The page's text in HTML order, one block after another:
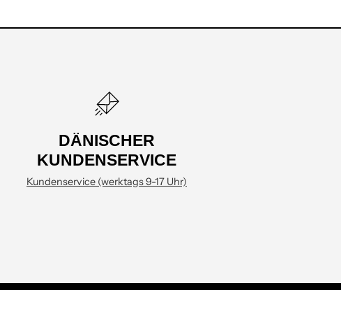
DÄNISCHER
KUNDENSERVICE
Kundenservice (werktags 9-17 Uhr)